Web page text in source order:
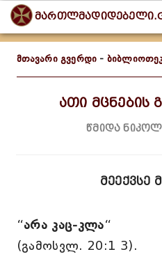
მთავარი გვერდი -
ათი მცნების
წმიდა
მეექვსე
“არა კაც-კლა“
(გამოსვლ. 20:1 3).